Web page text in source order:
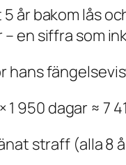
år bakom lås
en siffra som
hans
1 950 dagar ≈ 7
straff (alla 8